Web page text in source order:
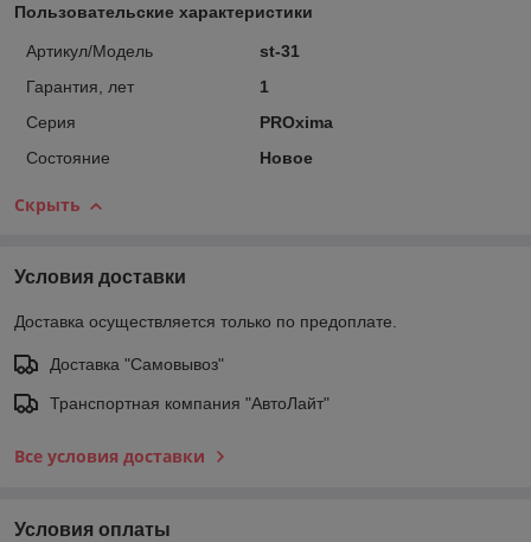
Пользовательские характеристики
Артикул/Модель
st-31
Гарантия, лет
1
Серия
PROxima
Состояние
Новое
Скрыть
Условия доставки
Доставка осуществляется только по предоплате.
Доставка "Самовывоз"
Транспортная компания "АвтоЛайт"
Все условия доставки
Условия оплаты